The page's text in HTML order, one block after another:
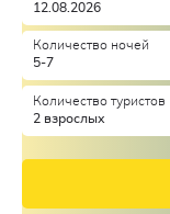
12.08.2026
Количество ночей
5-7
Количество туристов
2 взрослых